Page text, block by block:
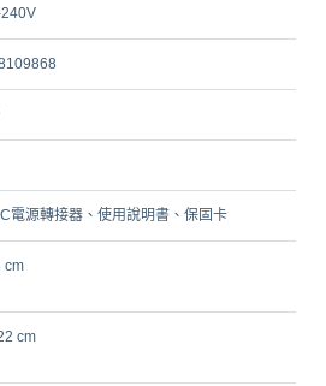
電源轉接器、使用說明書、保固卡
cm
cm